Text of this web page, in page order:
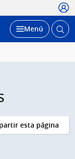
Desplegar
Menú Abrir
esta página